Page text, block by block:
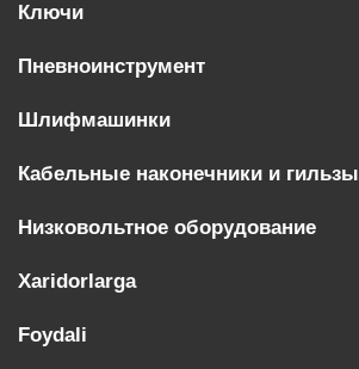
Ключи
Пневноинструмент
Шлифмашинки
Кабельные наконечники и гильзы
Низковольтное оборудование
Xaridorlarga
Foydali